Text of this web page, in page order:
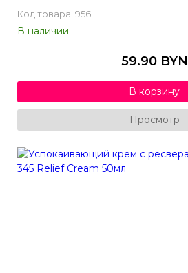
Код товара: 956
В наличии
59.90 BYN
В корзину
Просмотр